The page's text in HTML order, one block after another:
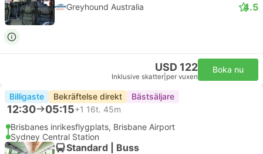
Greyhound Australia 4.5
USD 122
Inklusive skatter per vuxen
Boka nu
Billigaste Bekräftelse direkt Bästsäljare
12:30 05:15+1 16t. 45m
Brisbanes inrikesflygplats, Brisbane Airport
Sydney Central Station
Standard | Buss